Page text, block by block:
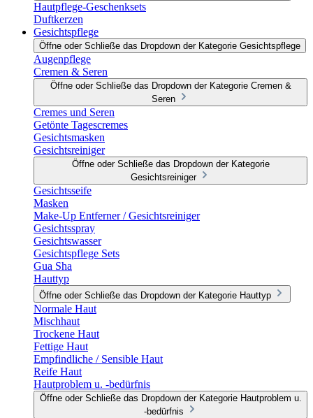
Hautpflege-Geschenksets
Duftkerzen
Gesichtspflege
Öffne oder Schließe das Dropdown der Kategorie Gesichtspflege
Augenpflege
Cremen & Seren
Öffne oder Schließe das Dropdown der Kategorie Cremen &
Seren
Cremes und Seren
Getönte Tagescremes
Gesichtsmasken
Gesichtsreiniger
Öffne oder Schließe das Dropdown der Kategorie
Gesichtsreiniger
Gesichtsseife
Masken
Make-Up Entferner / Gesichtsreiniger
Gesichtsspray
Gesichtswasser
Gesichtspflege Sets
Gua Sha
Hauttyp
Öffne oder Schließe das Dropdown der Kategorie Hauttyp
Normale Haut
Mischhaut
Trockene Haut
Fettige Haut
Empfindliche / Sensible Haut
Reife Haut
Hautproblem u. -bedürfnis
Öffne oder Schließe das Dropdown der Kategorie Hautproblem u.
-bedürfnis